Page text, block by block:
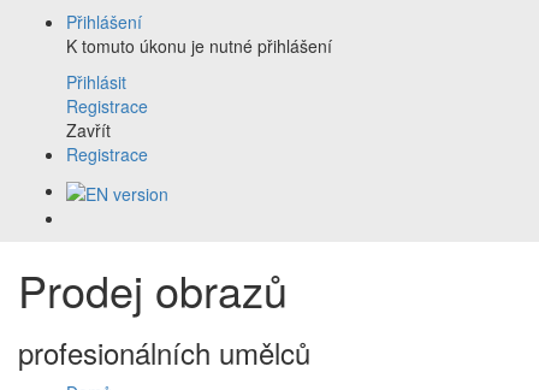
Přihlášení
K tomuto úkonu je nutné přihlášení
Přihlásit
Registrace
Zavřít
Registrace
Prodej obrazů
profesionálních umělců